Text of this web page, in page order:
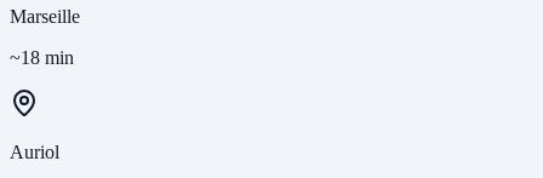
Marseille
~18 min
Auriol